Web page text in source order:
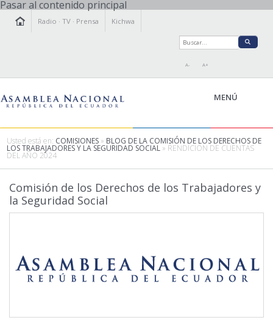
Pasar al contenido principal
Radio ·TV · Prensa Kichwa
A- A+
MENÚ
FISCALIZAMOS
TRANSPARENCIA
RELACIONES INTERNACIONALES
AGENDA
Usted está en: COMISIONES » BLOG DE LA COMISIÓN DE LOS DERECHOS DE
LOS TRABAJADORES Y LA SEGURIDAD SOCIAL » RENDICIÓN DE CUENTAS
DEL AÑO 2024
Comisión de los Derechos de los Trabajadores y
la Seguridad Social